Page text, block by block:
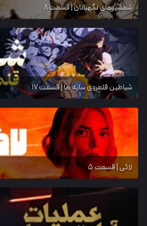
شمشیرهای نگهبانان | قسمت 8
شیاطین قلمروی سایه ها | قسمت 17
لاکی | قسمت 5